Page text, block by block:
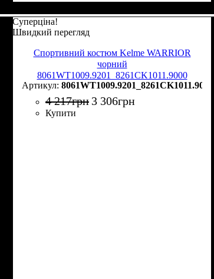
Суперціна!
Швидкий перегляд
Спортивний костюм Kelme WARRIOR
чорний
8061WT1009.9201_8261CK1011.9000
8061WT1009.9201_8261CK1011.9000
4 217грн 3 306грн
Купити